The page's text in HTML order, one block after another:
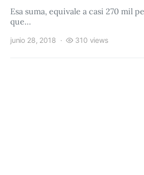
Esa suma, equivale a casi 270 mil
que…
junio 28, 2018 310 views